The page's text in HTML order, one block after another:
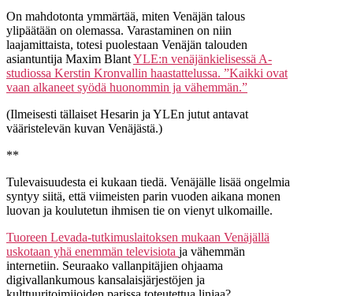
On mahdotonta ymmärtää, miten Venäjän talous
ylipäätään on olemassa. Varastaminen on niin
laajamittaista, totesi puolestaan Venäjän talouden
asiantuntija Maxim BlantYLE:n venäjänkielisessä A-
studiossa Kerstin Kronvallin haastattelussa. ”Kaikki ovat
vaan alkaneet syödä huonommin ja vähemmän.”
(Ilmeisesti tällaiset Hesarin ja YLEn jutut antavat
vääristelevän kuvan Venäjästä.)
**
Tulevaisuudesta ei kukaan tiedä. Venäjälle lisää ongelmia
syntyy siitä, että viimeisten parin vuoden aikana monen
luovan ja koulutetun ihmisen tie on vienyt ulkomaille.
Tuoreen Levada-tutkimuslaitoksen mukaan Venäjällä
uskotaan yhä enemmän televisiota ja vähemmän
internetiin. Seuraako vallanpitäjien ohjaama
digivallankumous kansalaisjärjestöjen ja